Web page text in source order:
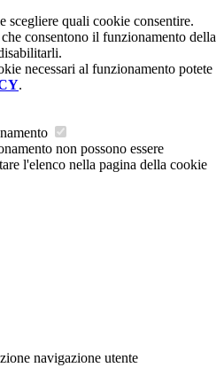
scegliere quali cookie consentire.
consentono il funzionamento della
necessari al funzionamento potete
.
non possono essere
l'elenco nella pagina della cookie
navigazione utente